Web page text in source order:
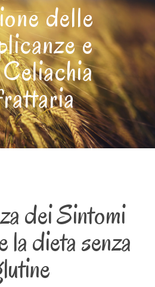
delle
e
dei Sintomi
la dieta senza